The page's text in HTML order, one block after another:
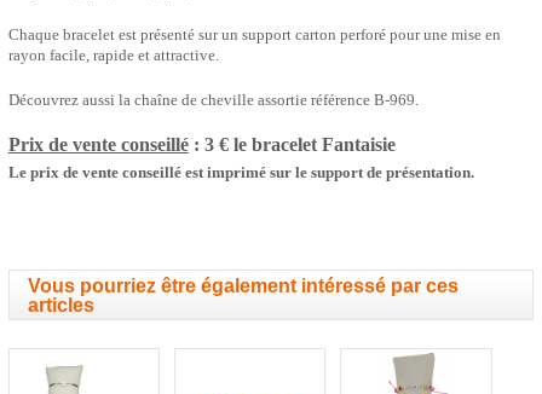
Chaque bracelet est présenté sur un support carton perforé pour une mise en
rayon facile, rapide et attractive.
Découvrez aussi la chaîne de cheville assortie référence B-969.
Prix de vente conseillé: 3 € le bracelet Fantaisie
Le prix de vente conseillé est imprimé sur le support de présentation.
Vous pourriez être également intéressé par ces
articles